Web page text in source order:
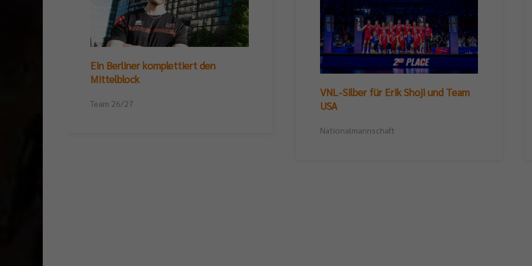
Ein Berliner komplettiert den
Mittelblock
Team 26/27
VNL-Silber für Erik Shoji und Team
USA
Nationalmannschaft